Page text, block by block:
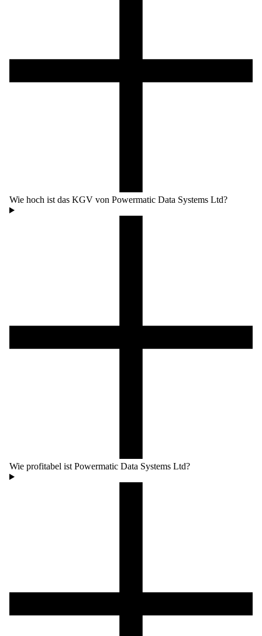
Wie hoch ist das KGV von Powermatic Data Systems Ltd?
Wie profitabel ist Powermatic Data Systems Ltd?